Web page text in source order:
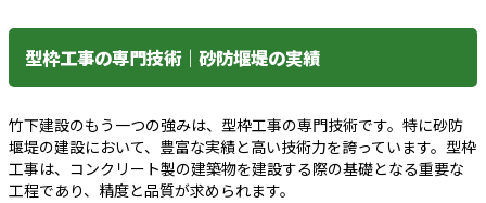
型枠工事の専門技術｜砂防堰堤の実績
竹下建設のもう一つの強みは、型枠工事の専門技術です。特に砂防
堰堤の建設において、豊富な実績と高い技術力を誇っています。型枠
工事は、コンクリート製の建築物を建設する際の基礎となる重要な
工程であり、精度と品質が求められます。